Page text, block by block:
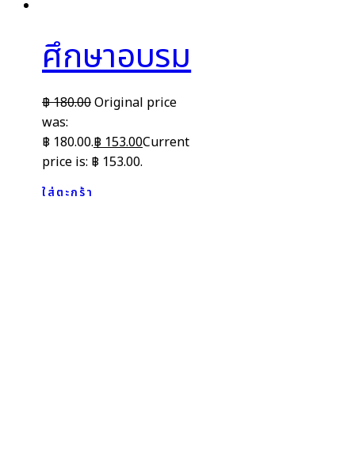
ศึกษาอบรม
฿180.00Original price
was:
฿ 180.00.฿ 153.00Current
price is: ฿ 153.00.
ใส่ตะกร้า